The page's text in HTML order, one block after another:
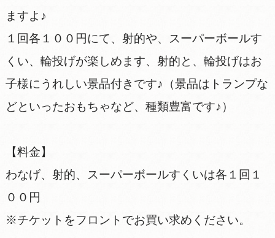
ますよ♪
１回各１００円にて、射的や、スーパーボールす
くい、輪投げが楽しめます、射的と、輪投げはお
子様にうれしい景品付きです♪（景品はトランプな
どといったおもちゃなど、種類豊富です♪）
【料金】
わなげ、射的、スーパーボールすくいは各１回１
００円
※チケットをフロントでお買い求めください。